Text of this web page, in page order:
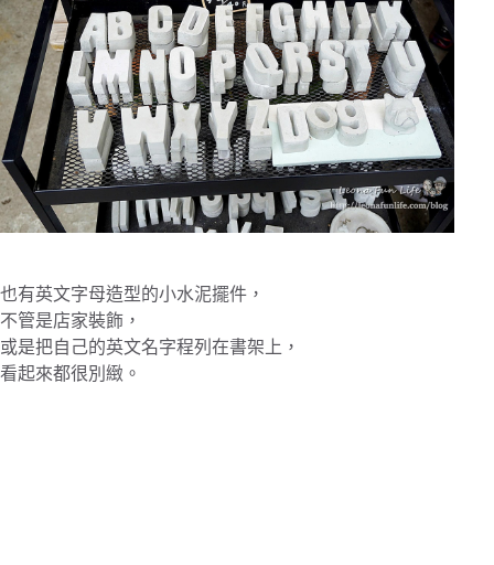
也有英文字母造型的小水泥擺件，
不管是店家裝飾，
或是把自己的英文名字程列在書架上，
看起來都很別緻。